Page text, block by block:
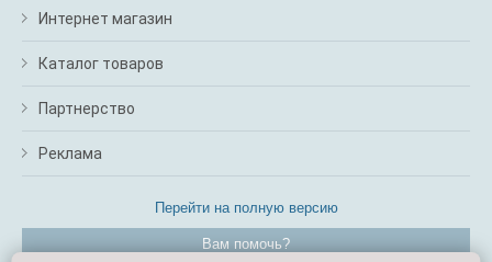
Интернет магазин
Каталог товаров
Партнерство
Реклама
Перейти на полную версию
Вам помочь?